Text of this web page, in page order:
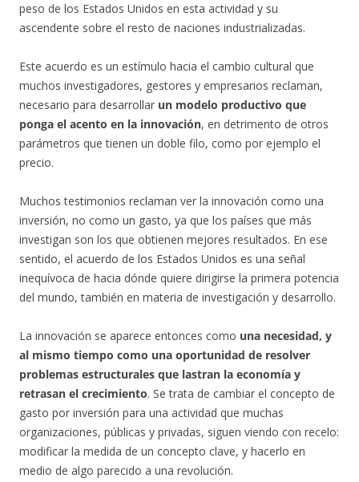
peso de los Estados Unidos en esta actividad y su
ascendente sobre el resto de naciones industrializadas.
Este acuerdo es un estímulo hacia el cambio cultural que
muchos investigadores, gestores y empresarios reclaman,
necesario para desarrollar un modelo productivo que
ponga el acento en la innovación, en detrimento de otros
parámetros que tienen un doble filo, como por ejemplo el
precio.
Muchos testimonios reclaman ver la innovación como una
inversión, no como un gasto, ya que los países que más
investigan son los que obtienen mejores resultados. En ese
sentido, el acuerdo de los Estados Unidos es una señal
inequívoca de hacia dónde quiere dirigirse la primera potencia
del mundo, también en materia de investigación y desarrollo.
La innovación se aparece entonces como una necesidad, y
al mismo tiempo como una oportunidad de resolver
problemas estructurales que lastran la economía y
retrasan el crecimiento. Se trata de cambiar el concepto de
gasto por inversión para una actividad que muchas
organizaciones, públicas y privadas, siguen viendo con recelo:
modificar la medida de un concepto clave, y hacerlo en
medio de algo parecido a una revolución.